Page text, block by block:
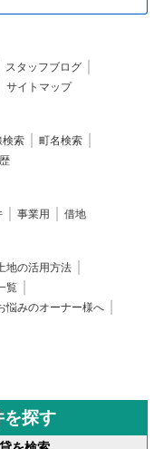
スタッフブログ
サイトマップ
検索
町名検索
事業用 借地
地の活用方法
覧
悩みのオーナー様へ
を探す